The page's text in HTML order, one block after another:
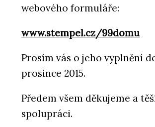
webového formuláře:
www.stempel.cz/99domu
Prosím vás o jeho vyplnění
prosince 2015.
Předem všem děkujeme a
spolupráci.